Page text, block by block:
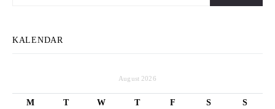
KALENDAR
August 2026
M T W T F S S